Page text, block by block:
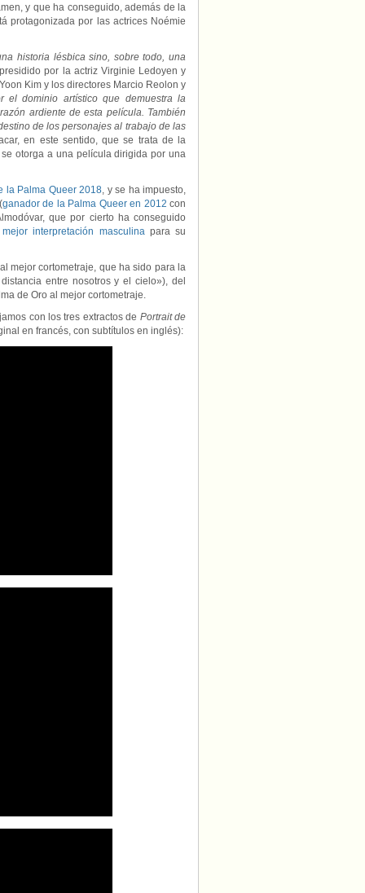
y que ha conseguido, además de la
protagonizada por las actrices Noémie
historia lésbica sino, sobre todo, una
por la actriz Virginie Ledoyen y
Kim y los directores Marcio Reolon y
el dominio artístico que demuestra la
ardiente de esta película. También
de los personajes al trabajo de las
en este sentido, que se trata de la
otorga a una película dirigida por una
la Palma Queer 2018, y se ha impuesto,
ganador de la Palma Queer en 2012 con
que por cierto ha conseguido
interpretación masculinapara su
mejor cortometraje, que ha sido para la
entre nosotros y el cielo»), del
de Oro al mejor cortometraje.
con los tres extractos de Portrait de
en francés, con subtítulos en inglés):